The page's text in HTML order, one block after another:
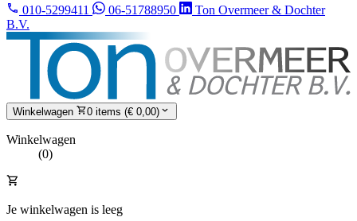
010-5299411 06-51788950
Ton Overmeer & Dochter
B.V.
Winkelwagen 0 items (€ 0,00)
Winkelwagen
(0)
Je winkelwagen is leeg